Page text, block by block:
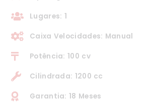
Lugares: 1
Caixa Velocidades: Manual
Potência: 100 cv
Cilindrada: 1200 cc
Garantia: 18 Meses